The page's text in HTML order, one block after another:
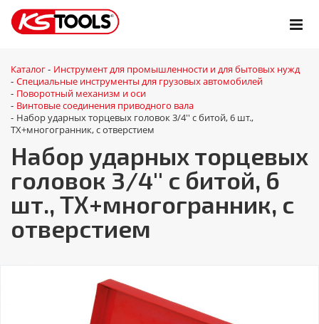
Каталог - Инструмент для промышленности и для бытовых нужд
- Специальные инструменты для грузовых автомобилей
- Поворотный механизм и оси
- Винтовые соединения приводного вала
- Набор ударных торцевых головок 3/4'' с битой, 6 шт.,
ТХ+многогранник, с отверстием
Набор ударных торцевых
головок 3/4'' с битой, 6
шт., ТХ+многогранник, с
отверстием